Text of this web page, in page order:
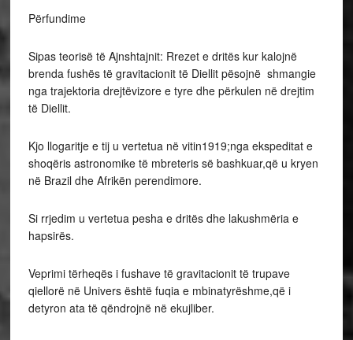
Përfundime
Sipas teorisë të Ajnshtajnit: Rrezet e dritës kur kalojnë
brenda fushës të gravitacionit të Diellit pësojnë shmangie
nga trajektoria drejtëvizore e tyre dhe përkulen në drejtim
të Diellit.
Kjo llogaritje e tij u vertetua në vitin1919;nga ekspeditat e
shoqëris astronomike të mbreteris së bashkuar,që u kryen
në Brazil dhe Afrikën perendimore.
Si rrjedim u vertetua pesha e dritës dhe lakushmëria e
hapsirës.
Veprimi tërheqës i fushave të gravitacionit të trupave
qiellorë në Univers është fuqia e mbinatyrëshme,që i
detyron ata të qëndrojnë në ekujliber.